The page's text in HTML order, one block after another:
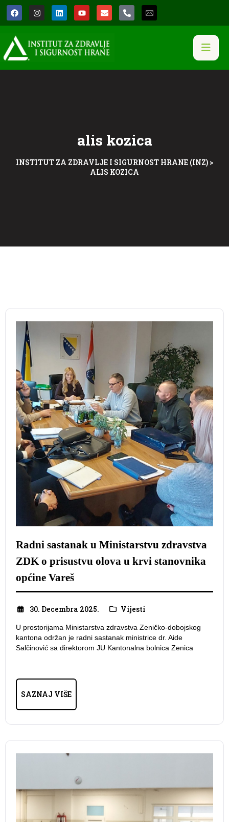
alis kozica
INSTITUT ZA ZDRAVLJE I SIGURNOST HRANE (INZ)>
ALIS KOZICA
Radni sastanak u Ministarstvu zdravstva
ZDK o prisustvu olova u krvi stanovnika
općine Vareš
30. Decembra 2025. Vijesti
U prostorijama Ministarstva zdravstva Zeničko-dobojskog
kantona održan je radni sastanak ministrice dr. Aide
Salčinović sa direktorom JU Kantonalna bolnica Zenica
SAZNAJ VIŠE